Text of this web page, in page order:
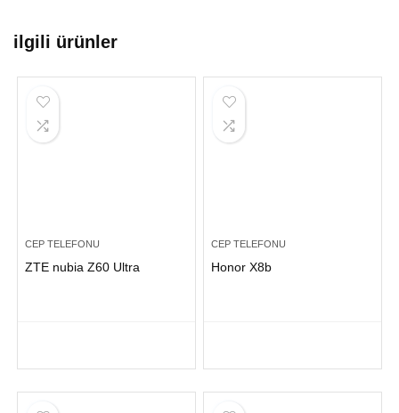
ilgili ürünler
CEP TELEFONU
ZTE nubia Z60 Ultra
CEP TELEFONU
Honor X8b